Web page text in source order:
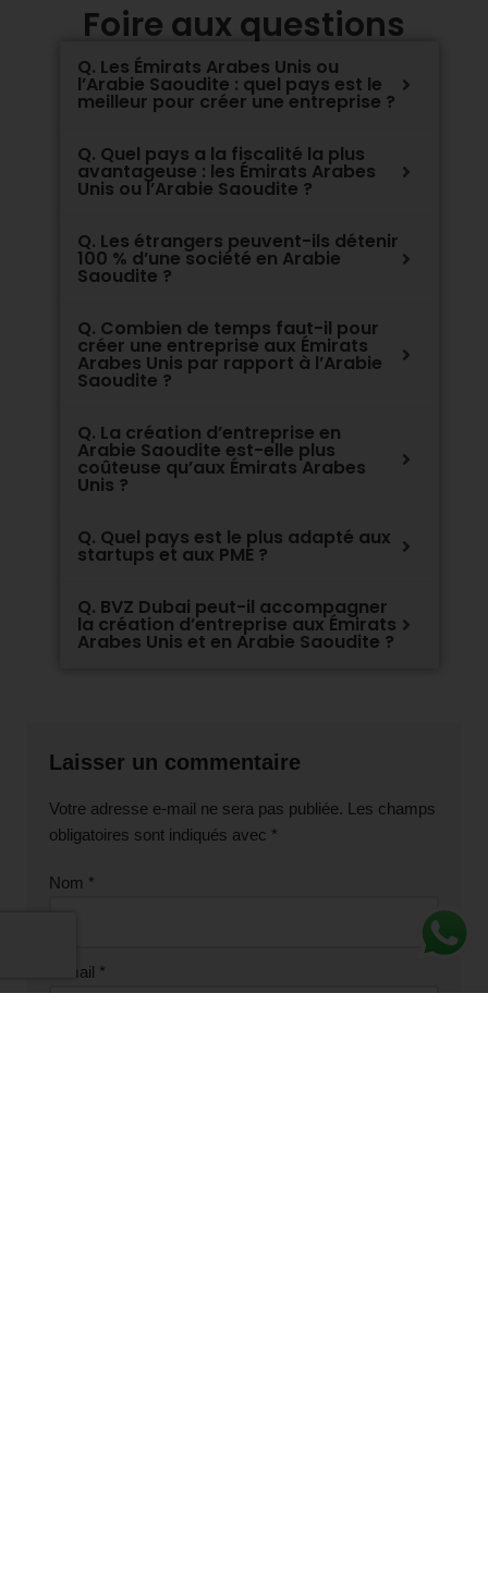
Foire aux questions
Q. Les Émirats Arabes Unis ou
l’Arabie Saoudite : quel pays est le
meilleur pour créer une entreprise ?
Q. Quel pays a la fiscalité la plus
avantageuse : les Émirats Arabes
Unis ou l’Arabie Saoudite ?
Q. Les étrangers peuvent-ils détenir
100 % d’une société en Arabie
Saoudite ?
Q. Combien de temps faut-il pour
créer une entreprise aux Émirats
Arabes Unis par rapport à l’Arabie
Saoudite ?
Q. La création d’entreprise en
Arabie Saoudite est-elle plus
coûteuse qu’aux Émirats Arabes
Unis ?
Q. Quel pays est le plus adapté aux
startups et aux PME ?
Q. BVZ Dubai peut-il accompagner
la création d’entreprise aux Émirats
Arabes Unis et en Arabie Saoudite ?
Laisser un commentaire
Votre adresse e-mail ne sera pas publiée. Les champs
obligatoires sont indiqués avec *
Nom *
E-mail *